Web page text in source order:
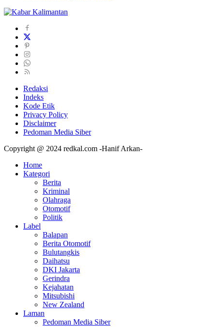
Redaksi
Indeks
Kode Etik
Privacy Policy
Disclaimer
Pedoman Media Siber
Copyright @ 2024 redkal.com -Hanif Arkan-
Home
Kategori
Berita
Kriminal
Olahraga
Otomotif
Politik
Label
Balapan
Berita Otomotif
Bulutangkis
Daihatsu
DKI Jakarta
Gerindra
Kejahatan
Mitsubishi
New Zealand
Laman
Pedoman Media Siber